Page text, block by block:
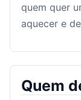
quem quer
aquecer e
Quem